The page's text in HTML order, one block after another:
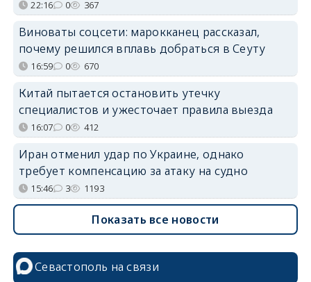
22:16 0 367
Виноваты соцсети: марокканец рассказал,
почему решился вплавь добраться в Сеуту
16:59 0 670
Китай пытается остановить утечку
специалистов и ужесточает правила выезда
16:07 0 412
Иран отменил удар по Украине, однако
требует компенсацию за атаку на судно
15:46 3 1193
Показать все новости
Севастополь на связи